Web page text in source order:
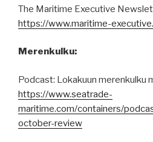
The Maritime Executive
https://www.maritime-
Merenkulku:
Podcast: Lokakuun merenkulku
https://www.seatrade-
maritime.com/containers/
october-review